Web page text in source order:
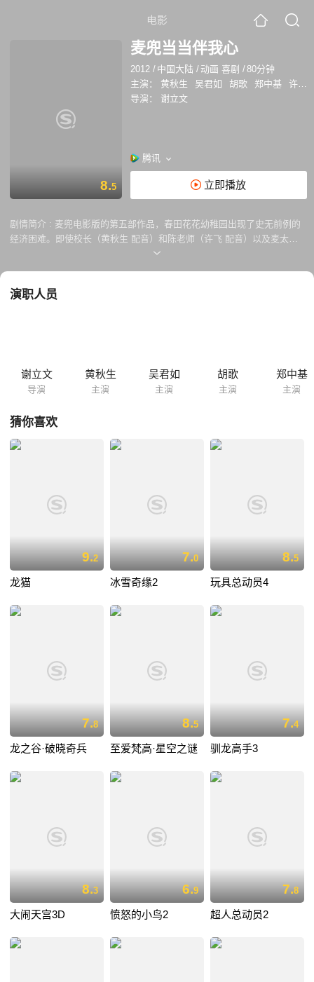
电影
8.5
麦兜当当伴我心
2012 / 中国大陆 / 动画 喜剧 /80分钟
主演：
黄秋生 吴君如 胡歌 郑中基 许飞
导演：
谢立文
腾讯
立即播放
剧情简介 : 麦兜电影版的第五部作品，春田花花幼稚园出现了史无前例的
经济困难。即使校长（黄秋生 配音）和陈老师（许飞 配音）以及麦太
（吴君如 配音）等家长使出浑身解数也没法解决。于是学校召开了一次校
人（郑中基 配音）为小朋友合唱团打理事宜，演出大获成功通告不断。可
演职人员
谢立文
导演
黄秋生
主演
吴君如
主演
胡歌
主演
郑中基
主演
猜你喜欢
9.2
龙猫
7.0
冰雪奇缘2
8.5
玩具总动员4
7.8
龙之谷·破晓奇兵
8.5
至爱梵高·星空之谜
7.4
驯龙高手3
8.3
大闹天宫3D
6.9
愤怒的小鸟2
7.8
超人总动员2